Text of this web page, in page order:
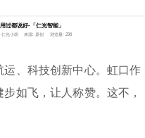
过都说好-「仁光智能」
仁光小胡 来源: 原创
浏览量: 296
运、科技创新中心。虹口作
如飞，让人称赞。这不，